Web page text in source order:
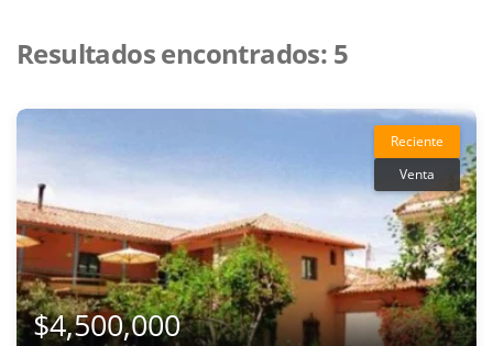
Resultados encontrados: 5
Reciente
Venta
$4,500,000